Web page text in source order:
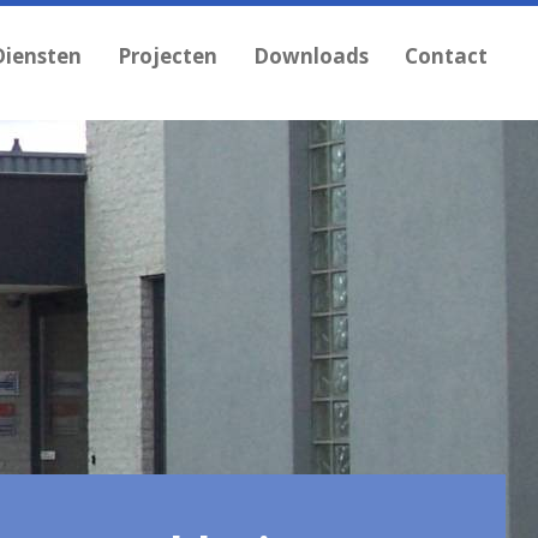
Projecten Downloads Contact